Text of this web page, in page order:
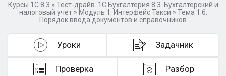
Курсы 1С 8.3 » Тест-драйв. 1C Бухгалтерия 8.3. Бухгалтерский и
налоговый учет» Модуль 1. Интерфейс Такси » Тема 1.6:
Порядок ввода документов и справочников
Уроки Задачник
Проверка Разбор